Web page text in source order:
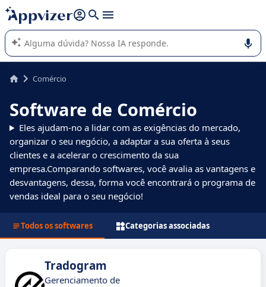
de nossa IA (várias linhas com
A IA do Appvizer o orienta no uso ou na seleção de software
SaaS para sua empresa.
Comércio
Software de Comércio
Eles ajudam-no a lidar com as exigências do mercado,
organizar o seu negócio, a adaptar a sua oferta à seus
clientes e a acelerar o crescimento da sua
empresa.Comparando softwares, você avalia as vantagens e
desvantagens, dessa, forma você encontrará o programa de
vendas ideal para o seu negócio!
Todos os softwares Categorias associadas
Tradogram
Gerenciamento de